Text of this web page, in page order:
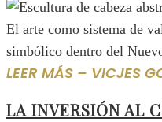
El arte como sistema de
simbólico dentro del
LEER MÁS – VICJES
LA INVERSIÓN AL